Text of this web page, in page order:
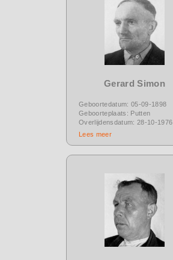
Gerard Simon
Geboortedatum: 05-09-1898
Geboorteplaats: Putten
Overlijdensdatum: 28-10-1976
Lees meer